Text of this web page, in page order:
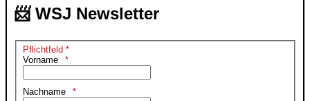
📨 WSJ Newsletter
Pflichtfeld *
Vorname
Nachname